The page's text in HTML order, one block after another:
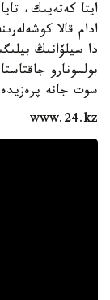
ايتا كەتەيىك،
ادام قالا
دا سيلۆانىڭ
بولسونارو
سوت جانە
www.24.kz